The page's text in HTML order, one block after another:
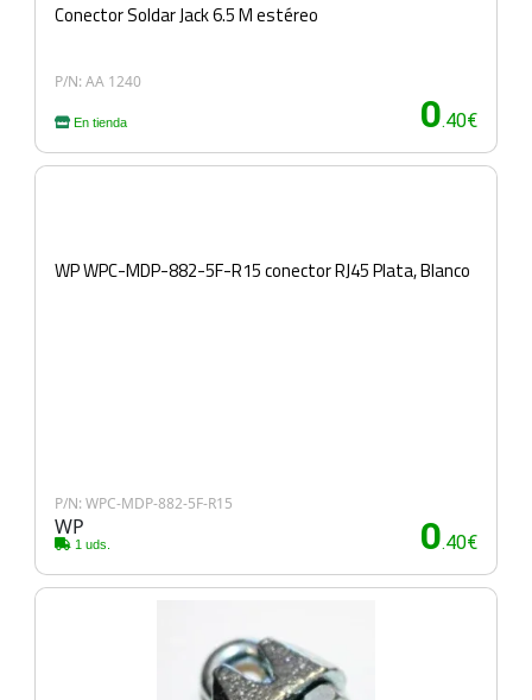
Conector Soldar Jack 6.5 M estéreo
P/N: AA 1240
En tienda 0.40€
WP WPC-MDP-882-5F-R15 conector RJ45 Plata, Blanco
P/N: WPC-MDP-882-5F-R15
WP
1 uds. 0.40€